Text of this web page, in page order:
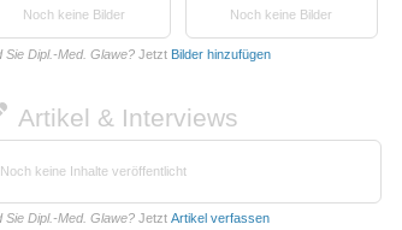
Noch keine Bilder Noch keine Bilder
Sie Dipl.-Med. Glawe? Jetzt Bilder hinzufügen
Artikel & Interviews
Noch keine Inhalte veröffentlicht
Sie Dipl.-Med. Glawe? Jetzt Artikel verfassen